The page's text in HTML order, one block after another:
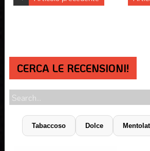
CERCA LE RECENSIONI!
Tabaccoso Dolce